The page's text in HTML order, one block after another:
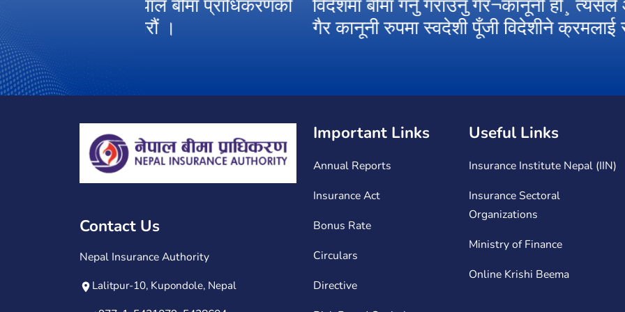
विदेशमा बीमा गर्नु गराउनु गैर¬कानूनी हो¸ त्यसैले आफ्नो देशमा कार्यरत
गैर कानूनी रुपमा स्वदेशी पूँजी विदेशीने क्रमलाई रोकौं ।
Contact Us
Nepal Insurance Authority
Lalitpur-10, Kupondole, Nepal
Important Links
Annual Reports
Insurance Act
Bonus Rate
Circulars
Directive
Useful Links
Insurance Institute Nepal (IIN)
Insurance Sectoral
Organizations
Ministry of Finance
Online Krishi Beema